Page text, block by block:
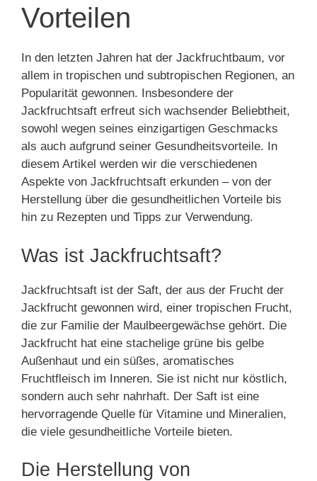
Vorteilen
In den letzten Jahren hat der Jackfruchtbaum, vor
allem in tropischen und subtropischen Regionen, an
Popularität gewonnen. Insbesondere der
Jackfruchtsaft erfreut sich wachsender Beliebtheit,
sowohl wegen seines einzigartigen Geschmacks
als auch aufgrund seiner Gesundheitsvorteile. In
diesem Artikel werden wir die verschiedenen
Aspekte von Jackfruchtsaft erkunden – von der
Herstellung über die gesundheitlichen Vorteile bis
hin zu Rezepten und Tipps zur Verwendung.
Was ist Jackfruchtsaft?
Jackfruchtsaft ist der Saft, der aus der Frucht der
Jackfrucht gewonnen wird, einer tropischen Frucht,
die zur Familie der Maulbeergewächse gehört. Die
Jackfrucht hat eine stachelige grüne bis gelbe
Außenhaut und ein süßes, aromatisches
Fruchtfleisch im Inneren. Sie ist nicht nur köstlich,
sondern auch sehr nahrhaft. Der Saft ist eine
hervorragende Quelle für Vitamine und Mineralien,
die viele gesundheitliche Vorteile bieten.
Die Herstellung von